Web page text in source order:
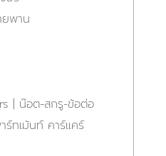
ยพาน
| น๊อต-สกรู-ข้อต่อ
ร์ทเม้นท์ คาร์แคร์